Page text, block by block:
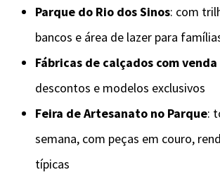
Parque do Rio dos Sinos: com
bancos e área de lazer para
Fábricas de calçados com
descontos e modelos exclusivos
Feira de Artesanato no Parque:
semana, com peças em couro,
típicas